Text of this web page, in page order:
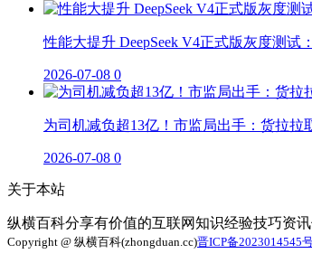
性能大提升 DeepSeek V4正式版灰度测试
2026-07-08 0
为司机减负超13亿！市监局出手：货拉拉
2026-07-08 0
关于本站
纵横百科分享有价值的互联网知识经验技巧资讯
Copyright @ 纵横百科(zhongduan.cc)晋ICP备2023014545